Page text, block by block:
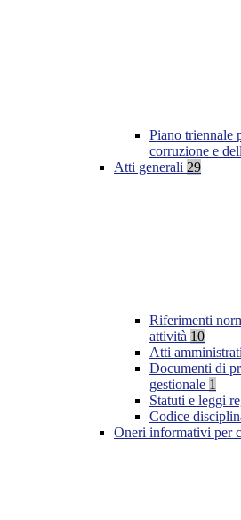
Piano triennale
corruzione e
Atti generali 29
Riferimenti
attività 10
Atti
Documenti di
gestionale 1
Statuti e leggi
Codice
Oneri informativi per